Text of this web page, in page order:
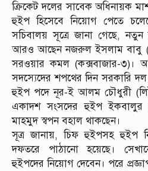
ক্রিকেট দলের সাবেক অধিনায়ক
হুইপ হিসেবে নিয়োগ পেতে
সচিবালয় সূত্রে জানা গেছে, নতুন
আরও আছেন নজরুল ইসলাম বাবু
সরওয়ার কমল (কক্সবাজার-৩)।
সদস্যেদের শপথের দিন সরকারি
হুইপ পদে নূর-ই আলম চৌধুরী
একাদশ সংসদের হুইপ
মাহমুদ স্বপন বহাল থাকছেন।
সূত্র জানায়, চিফ হুইপসহ হুইপ
দফতরে পাঠানো হয়েছে।
হুইপদের নিয়োগ দেবেন। পরে